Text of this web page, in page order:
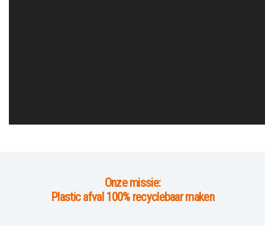
Onze missie:
Plastic afval 100% recyclebaar maken